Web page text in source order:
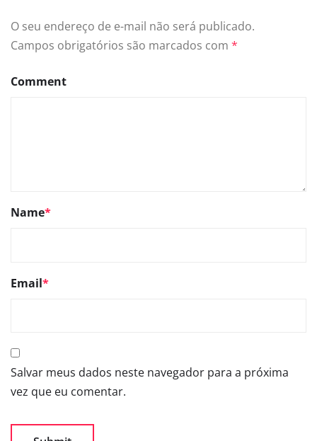
O seu endereço de e-mail não será publicado.
Campos obrigatórios são marcados com *
Comment
Name*
Email*
Salvar meus dados neste navegador para a próxima
vez que eu comentar.